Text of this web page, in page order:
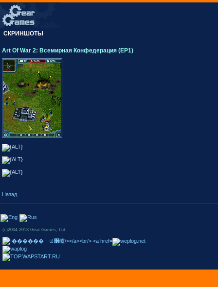
СКРИНШОТЫ
Art Of War 2: Всемирная Конфедерация (EP1)
Назад
(c)2004-2013 Gear Games, Ltd.